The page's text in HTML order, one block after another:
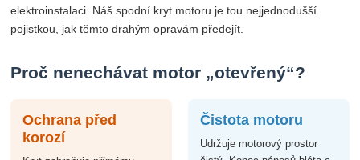
elektroinstalaci. Náš spodní kryt motoru je tou nejjednodušší
pojistkou, jak těmto drahým opravám předejít.
Proč nenechávat motor „otevřený“?
Ochrana před
korozí
Čistota motoru
Udržuje motorový prostor